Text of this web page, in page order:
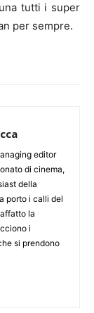
tutti i super
per sempre.
editor
di cinema,
della
porto i calli del
la
i
si prendono